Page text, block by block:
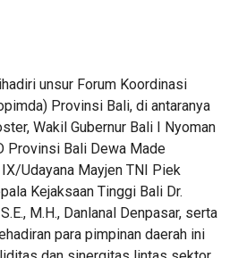
unsur Forum Koordinasi
Provinsi Bali, di antaranya
Wakil Gubernur Bali I Nyoman
Provinsi Bali Dewa Made
Udayana Mayjen TNI Piek
Kejaksaan Tinggi Bali Dr.
M.H., Danlanal Denpasar, serta
para pimpinan daerah ini